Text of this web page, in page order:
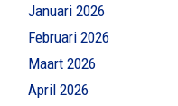
Januari 2026
Februari 2026
Maart 2026
April 2026